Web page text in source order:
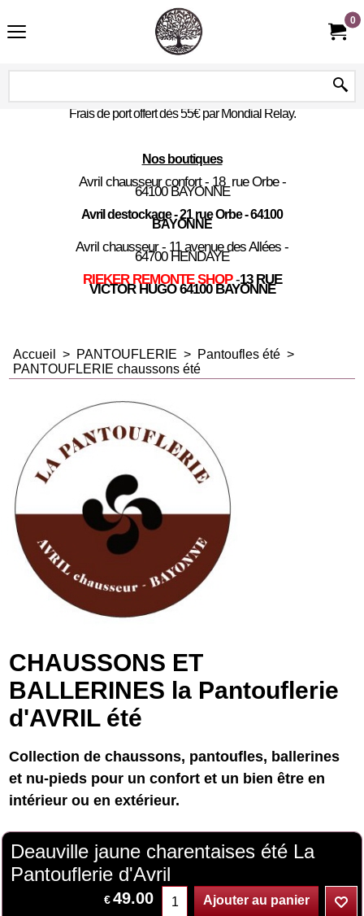
0
Frais de port offert dès 55€ par Mondial Relay.
Nos boutiques
Avril chausseur confort - 18 rue Orbe -
64100 BAYONNE
Avril destockage - 21 rue Orbe - 64100
BAYONNE
Avril chausseur - 11 avenue des Allées -
64700 HENDAYE
RIEKER REMONTE SHOP -13 RUE
VICTOR HUGO 64100 BAYONNE
Accueil > PANTOUFLERIE > Pantoufles été >
PANTOUFLERIE chaussons été
CHAUSSONS ET
BALLERINES la Pantouflerie
d'AVRIL été
Collection de chaussons, pantoufles, ballerines
et nu-pieds pour un confort et un bien être en
intérieur ou en extérieur.
Deauville jaune charentaises été La
Pantouflerie d'Avril
€ 49.00 Ajouter au panier